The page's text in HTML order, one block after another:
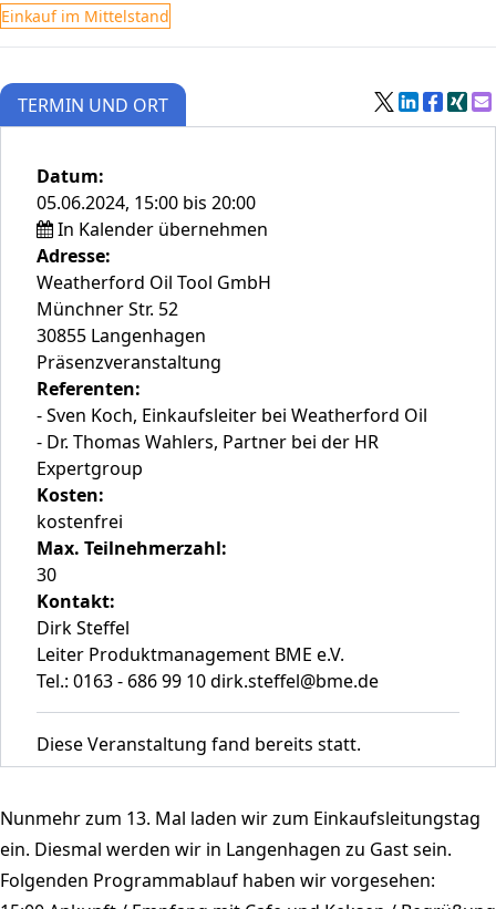
Einkauf im Mittelstand
TERMIN UND ORT
Datum:
05.06.2024, 15:00 bis 20:00
In Kalender übernehmen
Adresse:
Weatherford Oil Tool GmbH
Münchner Str. 52
30855 Langenhagen
Präsenzveranstaltung
Referenten:
- Sven Koch, Einkaufsleiter bei Weatherford Oil
- Dr. Thomas Wahlers, Partner bei der HR
Expertgroup
Kosten:
kostenfrei
Max. Teilnehmerzahl:
30
Kontakt:
Dirk Steffel
Leiter Produktmanagement BME e.V.
Tel.: 0163 - 686 99 10 dirk.steffel@bme.de
Diese Veranstaltung fand bereits statt.
Nunmehr zum 13. Mal laden wir zum Einkaufsleitungstag
ein. Diesmal werden wir in Langenhagen zu Gast sein.
Folgenden Programmablauf haben wir vorgesehen: